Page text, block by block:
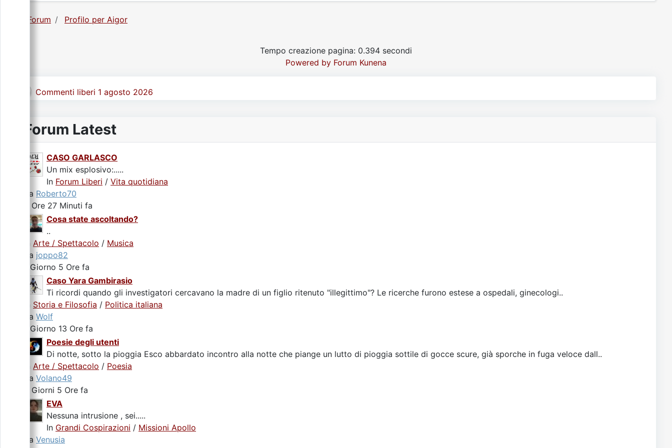
Forum Profilo per Aigor
Tempo creazione pagina: 0.394 secondi
Powered by Forum Kunena
Commenti liberi 1 agosto 2026
Forum Latest
CASO GARLASCO
Un mix esplosivo:.....
In Forum Liberi / Vita quotidiana
da Roberto70
6 Ore 27 Minuti fa
Cosa state ascoltando?
..
Arte / Spettacolo / Musica
da joppo82
1 Giorno 5 Ore fa
Caso Yara Gambirasio
Ti ricordi quando gli investigatori cercavano la madre di un figlio ritenuto "illegittimo"? Le ricerche furono estese a ospedali, ginecologi..
Storia e Filosofia / Politica italiana
da Wolf
1 Giorno 13 Ore fa
Poesie degli utenti
Di notte, sotto la pioggia Esco abbardato incontro alla notte che piange un lutto di pioggia sottile di gocce scure, già sporche in fuga veloce dall..
Arte / Spettacolo / Poesia
da Volano49
2 Giorni 5 Ore fa
EVA
Nessuna intrusione , sei.....
In Grandi Cospirazioni / Missioni Apollo
da Venusia